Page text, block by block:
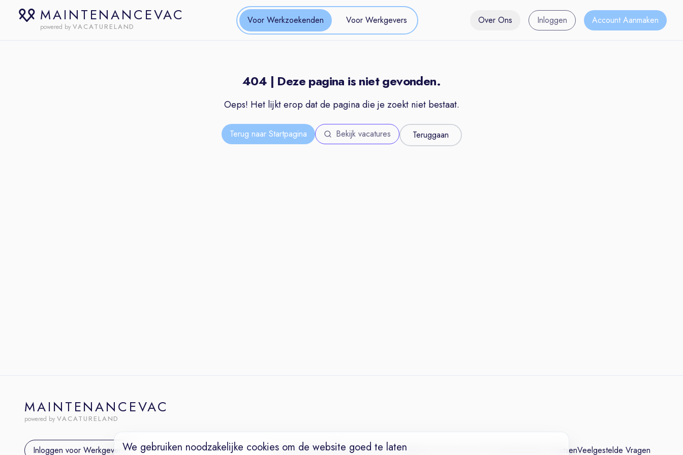
MAINTENANCEVAC
powered by VACATURELAND
Voor Werkzoekenden Voor Werkgevers Over Ons Inloggen Account Aanmaken
404 | Deze pagina is niet gevonden.
Oeps! Het lijkt erop dat de pagina die je zoekt niet bestaat.
Terug naar Startpagina Bekijk vacatures Teruggaan
MAINTENANCEVAC
powered by VACATURELAND
Inloggen voor Werkgevers VacaturesNichesWerkgeversOver OnsMaak een Succesvol CV Vacature PlaatsenVeelgestelde Vragen
We gebruiken noodzakelijke cookies om de website goed te laten